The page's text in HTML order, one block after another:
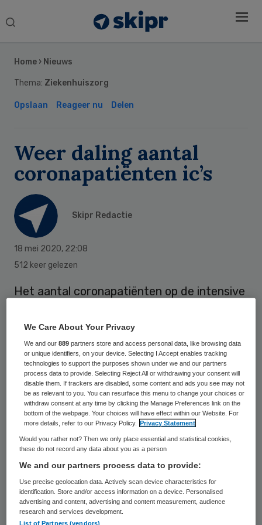
Search
Home › Nieuws
Thema: Ziekenhuiszorg
Opslaan Reageer nu Delen
Weer daling aantal
coronapatiënten ic’s
Skipr Redactie
18 mei 2020, 22:08
512 keer gelezen
Het aantal coronapatiënten op de intensive
patiënten minder dan zondag, meldt het
Landelijk Coördinatiecentrum Patiënten
Spreiding (LCPS). In het weekend kwamen
er enkele patiënten bij, maar de daling zet
nu weer door.
Virus niet weg
“Naar nul zal het vrijwel zeker niet gaan”,
tempert voorzitter Ernst Kuipers van het
Landelijk Netwerk Acute Zorg de
Sidebar
We Care About Your Privacy
We and our889 partners store and access personal data, like browsing data
or unique identifiers, on your device. Selecting I Accept enables tracking
technologies to support the purposes shown under we and our partners
process data to provide. Selecting Reject All or withdrawing your consent will
disable them. If trackers are disabled, some content and ads you see may not
be as relevant to you. You can resurface this menu to change your choices or
withdraw consent at any time by clicking the Manage Preferences link on the
bottom of the webpage. Your choices will have effect within our Website. For
more details, refer to our Privacy Policy.
Privacy Statement
Would you rather not? Then we only place essential and statistical cookies,
these do not record any data about you as a person
We and our partners process data to provide:
Use precise geolocation data. Actively scan device characteristics for
identification. Store and/or access information on a device. Personalised
advertising and content, advertising and content measurement, audience
research and services development.
List of Partners (vendors)